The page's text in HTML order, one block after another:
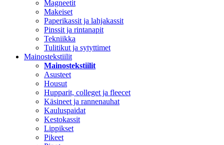
Magneetit
Makeiset
Paperikassit ja lahjakassit
Pinssit ja rintanapit
Tekniikka
Tulitikut ja sytyttimet
Mainostekstiilit
Mainostekstiilit
Asusteet
Housut
Hupparit, colleget ja fleecet
Käsineet ja rannenauhat
Kauluspaidat
Kestokassit
Lippikset
Pikeet